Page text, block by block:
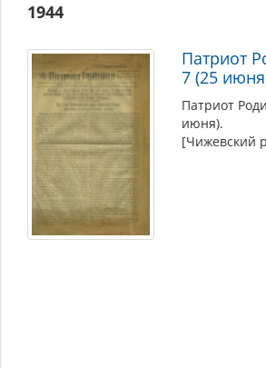
Родины
:
орган
Чижевского
подпольного
РК
КП(б)Б
Белоруссии.
[Чижевский
район].
1944
Патриот
7 (25
Патриот
июня).
[Чижевский